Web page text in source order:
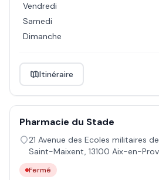
Vendredi
Samedi
Dimanche
Itinéraire
Pharmacie du Stade
21 Avenue des Ecoles militaires
Saint-Maixent, 13100 Aix-en-
Fermé